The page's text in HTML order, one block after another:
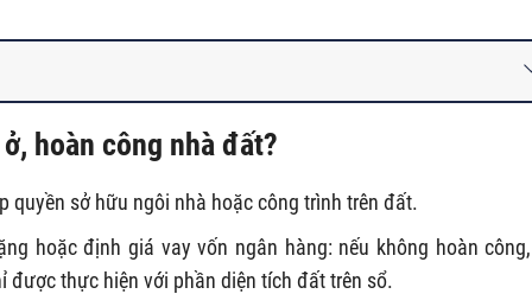
hoàn công nhà đất?
quyền sở hữu ngôi nhà hoặc công trình trên đất.
hoặc định giá vay vốn ngân hàng: nếu không hoàn
được thực hiện với phần diện tích đất trên sổ.